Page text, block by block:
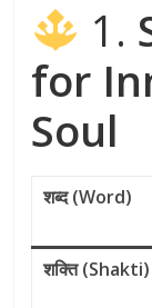
1.
for
Soul
शब्द (Word)
शक्ति (Shakti)